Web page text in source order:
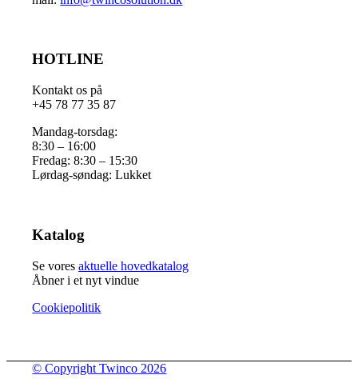
HOTLINE
Kontakt os på
+45 78 77 35 87
Mandag-torsdag:
8:30 – 16:00
Fredag: 8:30 – 15:30
Lørdag-søndag: Lukket
Katalog
Se voresaktuelle hovedkatalog
Åbner i et nyt vindue
Cookiepolitik
© Copyright Twinco 2026